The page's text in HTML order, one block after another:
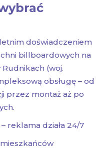
doświadczeniem
billboardowych na
(woj.
obsługę – od
przez montaż aż po
reklama działa 24/7